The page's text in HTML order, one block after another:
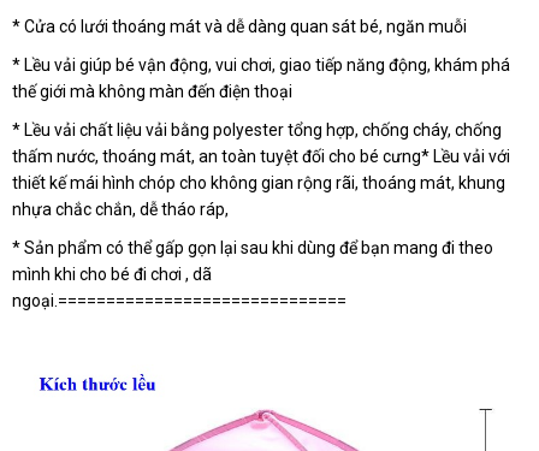
* Cửa có lưới thoáng mát và dễ dàng quan sát bé, ngăn muỗi
* Lều vải giúp bé vận động, vui chơi, giao tiếp năng động, khám phá
thế giới mà không màn đến điện thoại
* Lều vải chất liệu vải bằng polyester tổng hợp, chống cháy, chống
thấm nước, thoáng mát, an toàn tuyệt đối cho bé cưng* Lều vải với
thiết kế mái hình chóp cho không gian rộng rãi, thoáng mát, khung
nhựa chắc chắn, dễ tháo ráp,
* Sản phẩm có thể gấp gọn lại sau khi dùng để bạn mang đi theo
mình khi cho bé đi chơi , dã
ngoại.==============================